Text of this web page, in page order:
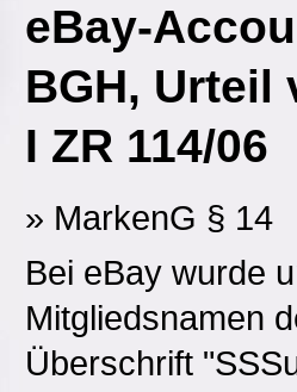
eBay-
BGH, Urteil
I ZR 114/06
» MarkenG § 14
Bei eBay wurde
Mitgliedsnamen
Überschrift